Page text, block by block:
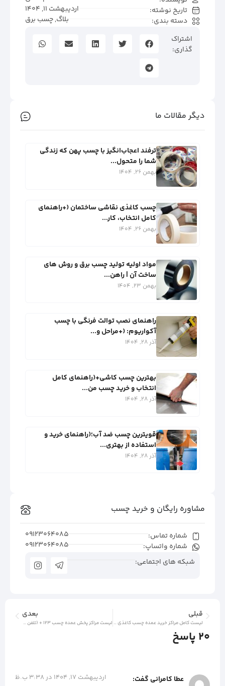
تاریخ نوشته:
اردیبهشت 11, 1404
دسته بندی:
بلاگ,چسب برق
اشتراک
گذاری:
دیگر مقالات ما
ترفند اعجاب‌انگیز با چسب پهن که زندگی
شما را متحول...
بهمن 26, 1404
چسب کاغذی نقاشی ساختمان (+راهنمای
کامل انتخاب، کار...
بهمن 26, 1404
مواد اولیه تولید چسب برق و روش‌ های
ساخت آن | راهن...
بهمن 23, 1404
راهنمای نصب توالت فرنگی با چسب
آکواریوم: (+مراحل و...
آذر 28, 1404
بهترین چسب کاشی+(راهنمای کامل
انتخاب و خرید چسب من...
آذر 28, 1404
قویترین چسب ضد آب؛(راهنمای خرید و
استفاده از بهتری...
آذر 28, 1404
مشاوره رایگان و خرید چسب
شماره تماس:
09123064085
شماره واتساپ:
09123064085
شبکه های اجتماعی:
قبلی
لیست کامل مراکز خرید عمده چسب کاغذی + (شماره و آدرس)
بعدی
لیست مراکز پخش عمده چسب ۱۲۳ + (تلفن و آدرس نمایندگی فروش چسب ۱۲۳)
20 پاسخ
عطا کامرانی گفت: اردیبهشت 17, 1404 در 3:38 ب.ظ